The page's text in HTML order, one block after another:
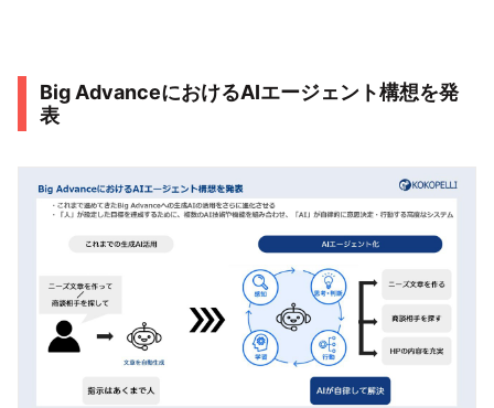
Big AdvanceにおけるAIエージェント構想を発
表